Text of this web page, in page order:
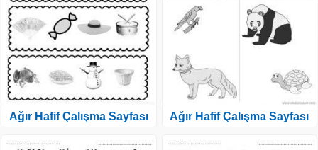
Ağır Hafif Çalışma Sayfası Ağır Hafif Çalışma Sayfası